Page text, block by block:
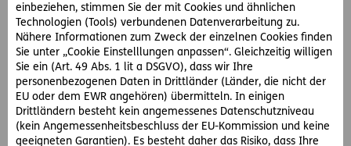
einbeziehen, stimmen Sie der mit Cookies und ähnlichen
Technologien (Tools) verbundenen Datenverarbeitung zu.
Nähere Informationen zum Zweck der einzelnen Cookies finden
Sie unter „Cookie Einstelllungen anpassen“. Gleichzeitig willigen
Sie ein (Art. 49 Abs. 1 lit a DSGVO), dass wir Ihre
personenbezogenen Daten in Drittländer (Länder, die nicht der
EU oder dem EWR angehören) übermitteln. In einigen
Drittländern besteht kein angemessenes Datenschutzniveau
(kein Angemessenheitsbeschluss der EU-Kommission und keine
geeigneten Garantien). Es besteht daher das Risiko, dass Ihre
Alkoholgrenze für PKW-Fahrer etc.) wird neben einer
Geldstrafe auch ein Vermerk ins örtliche
Führerscheinregister vorgenommen. Bei Wiederholung
drohen besondere Schulungen bzw. Führerscheinentzug
von mindestens drei Monaten.
Scheckkartenführerschein
Seit 1. März 2006 werden neu erworbene Führerscheine nur